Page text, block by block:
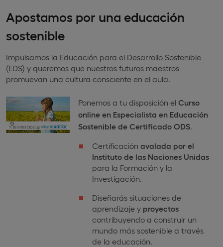
Apostamos por una educación
sostenible
Impulsamos la Educación para el Desarrollo Sostenible
(EDS) y queremos que nuestros futuros maestros
promuevan una cultura consciente en el aula.
Ponemos a tu disposición el Curso
online en Especialista en Educación
Sostenible de Certificado ODS.
Certificación avalada por el
Instituto de las Naciones Unidas
para la Formación y la
Investigación.
Diseñarás situaciones de
aprendizaje y proyectos
contribuyendo a construir un
mundo más sostenible a través
de la educación.